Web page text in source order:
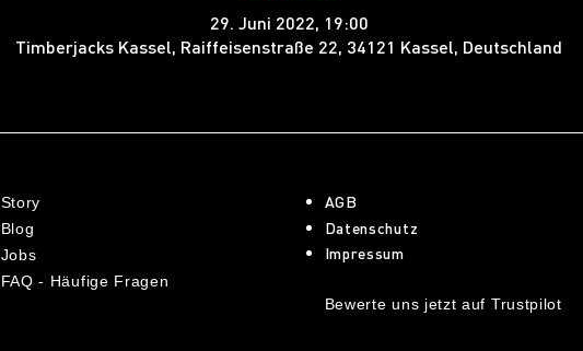
29. Juni 2022, 19:00
Timberjacks Kassel, Raiffeisenstraße 22, 34121 Kassel, Deutschland
Story
Blog
Jobs
FAQ - Häufige Fragen
AGB
Datenschutz
Impressum
Bewerte uns jetzt auf Trustpilot